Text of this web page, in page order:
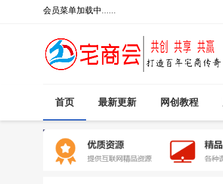
会员菜单加载中......
首页 最新更新 网创教程